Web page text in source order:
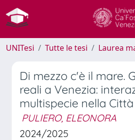
UNITesi Tutte le tesi Laurea
Di mezzo c'è il mare.
reali a Venezia:
multispecie nella
PULIERO, ELEONORA
2024/2025